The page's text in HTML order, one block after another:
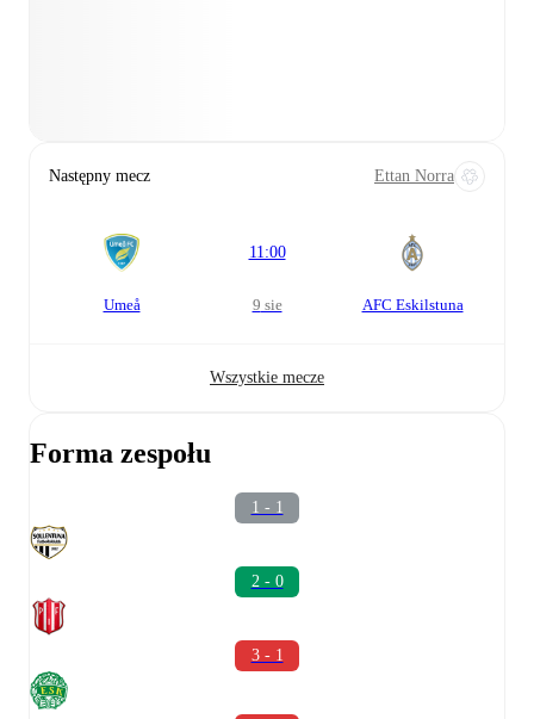
Następny mecz Ettan Norra
Umeå
11:00
9 sie AFC Eskilstuna
Wszystkie mecze
Forma zespołu
1 - 1
2 - 0
3 - 1